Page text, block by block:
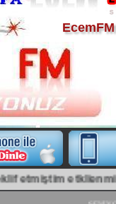
etmiştim